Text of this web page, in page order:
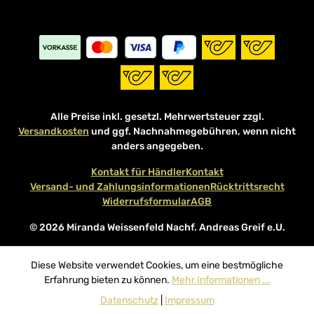
Alle Preise inkl. gesetzl. Mehrwertsteuer zzgl.
Versandkosten und ggf. Nachnahmegebühren, wenn nicht
anders angegeben.
© 2026 Miranda Weissenfeld Nachf. Andreas Greif e.U.
Kontakt für HändlerKontakt
Versand- und ZahlungsinformationenRücktrittsrecht
WiderrufsformularAGB
Diese Website verwendet Cookies, um eine bestmögliche
Erfahrung bieten zu können. Mehr Informationen ...
Datenschutz| Impressum